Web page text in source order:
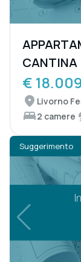
CANTINA
€ 18.009
Livorno
2 camere
Suggerimento